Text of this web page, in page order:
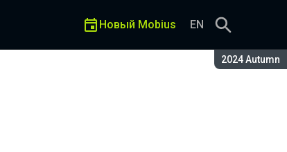
Сезон:
2024 Autumn
Новый Mobius EN